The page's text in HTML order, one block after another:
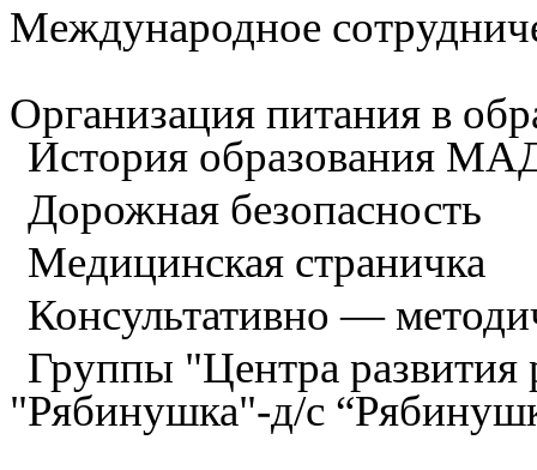
Международное
Организация питания в
История образования
Дорожная безопасность
Медицинская страничка
Консультативно —
Группы "Центра развития
"Рябинушка"-д/с